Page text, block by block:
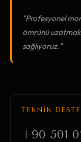
"Profesyonel
ömrünü
sağlıyoruz."
TEKNİK
+90 501